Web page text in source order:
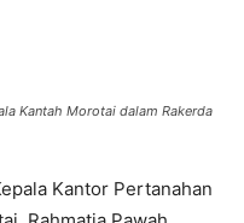
Kantah Morotai dalam Rakerda
Kantor Pertanahan